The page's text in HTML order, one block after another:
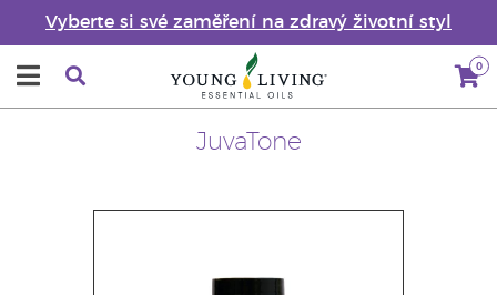
Vyberte si své zaměření na zdravý životní styl
0
JuvaTone